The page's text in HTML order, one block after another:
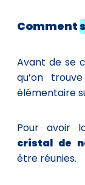
Comment
Avant de se
qu’on
élémentaire
Pour avoir
cristal de
être réunies.